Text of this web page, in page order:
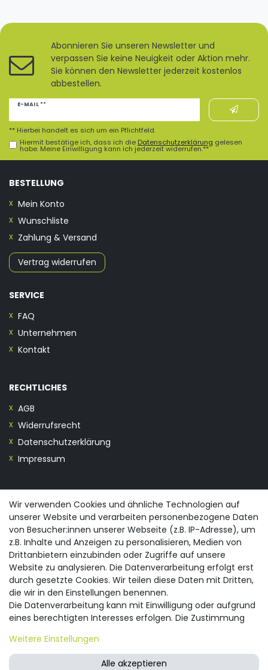
Abonnieren Sie unseren Newsletter und
verpassen Sie keine Neuigkeit oder Aktion mehr.
Sie können den Newsletter jederzeit kostenlos
abbestellen.
E-MAIL **
Newsletter
Hiermit bestätige ich, dass ich die Daten­schutz­erklärung gelesen
habe. Meine Einwilligung kann ich jederzeit widerrufen.**
** Hierbei handelt es sich um ein Pflichtfeld.
BESTELLUNG
Mein Konto
Wunschliste
Zahlung & Versand
Vertrag widerrufen
SERVICE
FAQ
Unternehmen
Kontakt
RECHTLICHES
AGB
Widerrufsrecht
Datenschutzerklärung
Impressum
0355/28913230
info@spreewald-praesente.de
Gubener Straße 19, 03042 Cottbus
© 2026 spreewald-praesente.de| Design by neoprisma
Wir verwenden Cookies und ähnliche Technologien auf
unserer Website und verarbeiten personenbezogene Daten
von Besucher:innen unserer Webseite (z.B. IP-Adresse), um
z.B. Inhalte und Anzeigen zu personalisieren, Medien von
Drittanbietern einzubinden oder Zugriffe auf unsere
Website zu analysieren. Die Datenverarbeitung erfolgt erst
durch gesetzte Cookies. Wir teilen diese Daten mit Dritten,
die wir in den Einstellungen benennen.
Die Datenverarbeitung kann mit Einwilligung oder aufgrund
eines berechtigten Interesses erfolgen. Die Zustimmung
nicht einzuwilligen und die Einwilligung zu einem späteren
Zeitpunkt zu ändern oder zu widerrufen. Beachten Sie unser
Weitere Einstellungen
Alle akzeptieren